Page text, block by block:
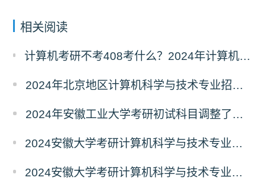
相关阅读
计算机考研不考408考什么？2024年计算机科学与技术专业自命题考试科目汇总
2024年北京地区计算机科学与技术专业招生人数汇总
2024年安徽工业大学考研初试科目调整了吗？
2024安徽大学考研计算机科学与技术专业初试科目调整了吗
2024安徽大学考研计算机科学与技术专业初试科目调整了吗？